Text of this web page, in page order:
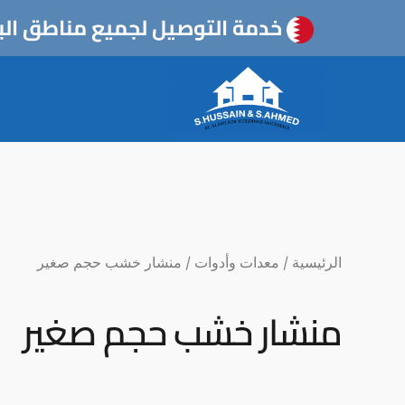
خدمة التوصيل لجميع مناطق
الرئيسية / معدات وأدوات / منشار خشب حجم صغير
منشار خشب حجم صغير